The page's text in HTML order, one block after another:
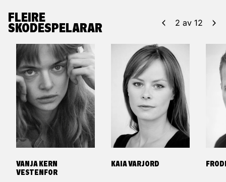
FLEIRE
SKODESPELARAR 2 av 12
VANJA KERN
VESTENFOR
KAIA VARJORD